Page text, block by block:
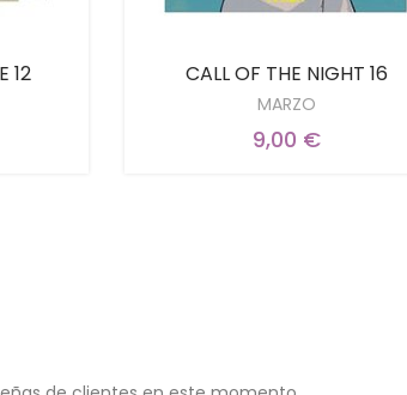
12 CALL OF THE NIGHT 16
MARZO
9,00 €